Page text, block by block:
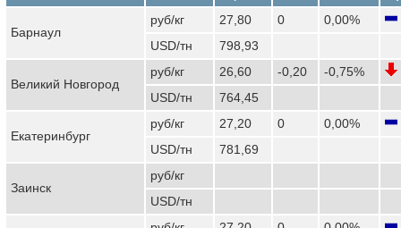
Барнаул
руб/кг 27,80 0
0,00%
USD/тн
798,93
Великий Новгород
руб/кг 26,60 -0,20
-0,75%
USD/тн
764,45
Екатеринбург
руб/кг 27,20 0
0,00%
USD/тн
781,69
Заинск
руб/кг
USD/тн